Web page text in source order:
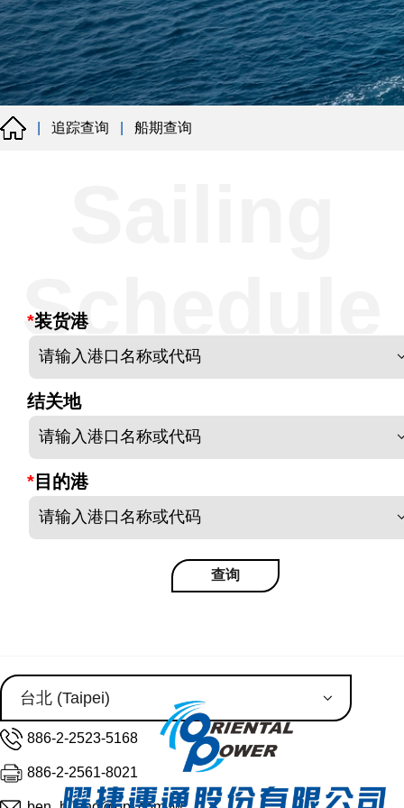
追踪查询 船期查询
Schedule
*装货港
请输入港口名称或代码
结关地
请输入港口名称或代码
* 目的港
请输入港口名称或代码
查询
886-2-2523-5168
886-2-2561-8021